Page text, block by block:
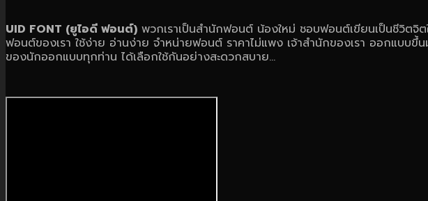
UID FONT (ยูไอดี ฟอนต์) พวกเราเป็นสำนักฟอนต์ น้องใหม่ ชอบฟอนต์เขียนเป็นชีวิตจิต
ฟอนต์ของเรา ใช้ง่าย อ่านง่าย จำหน่ายฟอนต์ ราคาไม่แพง เจ้าสำนักของเรา ออกแบบขึ้น
ของนักออกแบบทุกท่าน ได้เลือกใช้กันอย่างสะดวกสบาย...